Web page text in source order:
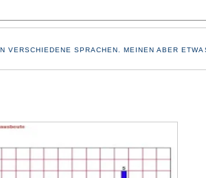
VERSCHIEDENE SPRACHEN. MEINEN ABER